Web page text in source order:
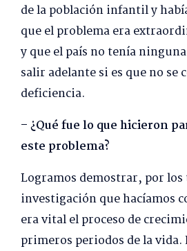
de la población infantil y
que el problema era
y que el país no tenía
salir adelante si es que no se
deficiencia.
– ¿Qué fue lo que hicieron
este problema?
Logramos demostrar, por los
investigación que hacíamos
era vital el proceso de
primeros periodos de la vida.